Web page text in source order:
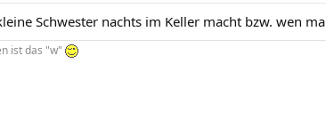
Schwester nachts im Keller macht bzw. wen
ist das "w"